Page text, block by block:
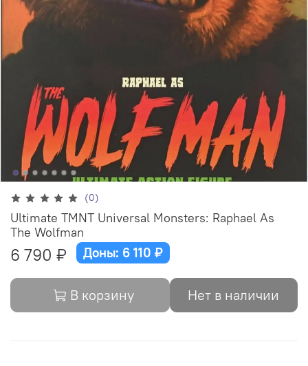
(0)
Ultimate TMNT Universal Monsters: Raphael As
The Wolfman
6 790 ₽ Доны: 6 110 ₽
В корзину Нет в наличии